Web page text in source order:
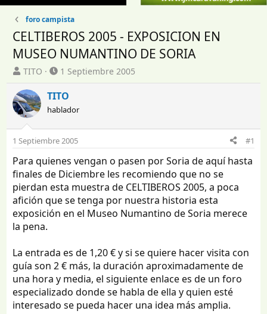
foro campista
CELTIBEROS 2005 - EXPOSICION EN
MUSEO NUMANTINO DE SORIA
I
n
i
c
i
a
d
o
r
d
e
l
t
e
m
TITO
F
e
c
h
a
d
e
i
n
i
c
o
1 Septiembre 2005
TITO
hablador
1 Septiembre 2005 #1
Para quienes vengan o pasen por Soria de aquí hasta
finales de Diciembre les recomiendo que no se
pierdan esta muestra de CELTIBEROS 2005, a poca
afición que se tenga por nuestra historia esta
exposición en el Museo Numantino de Soria merece
la pena.
La entrada es de 1,20 € y si se quiere hacer visita con
guía son 2 € más, la duración aproximadamente de
una hora y media, el siguiente enlace es de un foro
especializado donde se habla de ella y quien esté
interesado se pueda hacer una idea más amplia.